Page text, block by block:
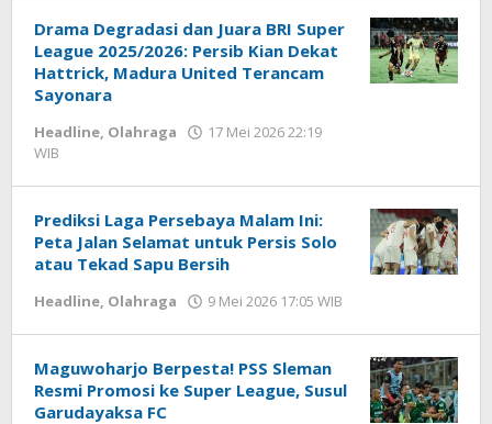
Drama Degradasi dan Juara BRI Super
League 2025/2026: Persib Kian Dekat
Hattrick, Madura United Terancam
Sayonara
Headline, Olahraga
17 Mei 2026 22:19
WIB
Prediksi Laga Persebaya Malam Ini:
Peta Jalan Selamat untuk Persis Solo
atau Tekad Sapu Bersih
Headline, Olahraga 9 Mei 2026 17:05 WIB
Maguwoharjo Berpesta! PSS Sleman
Resmi Promosi ke Super League, Susul
Garudayaksa FC